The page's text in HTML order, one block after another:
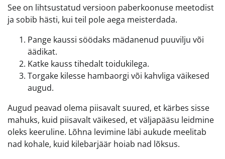
See on lihtsustatud versioon paberkoonuse meetodist
ja sobib hästi, kui teil pole aega meisterdada.
Pange kaussi söödaks mädanenud puuvilju või
äädikat.
Katke kauss tihedalt toidukilega.
Torgake kilesse hambaorgi või kahvliga väikesed
augud.
Augud peavad olema piisavalt suured, et kärbes sisse
mahuks, kuid piisavalt väikesed, et väljapääsu leidmine
oleks keeruline. Lõhna levimine läbi aukude meelitab
nad kohale, kuid kilebarjäär hoiab nad lõksus.